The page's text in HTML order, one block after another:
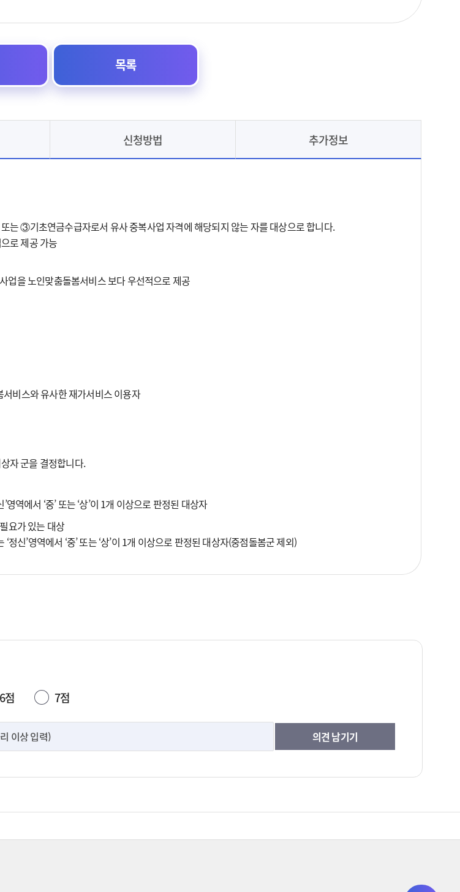
목록
신청방법 추가정보
③기초연금수급자로서 유사 중복사업 자격에 해당되지 않는 자를 대상으로 합니다.
로 제공 가능
을 노인맞춤돌봄서비스 보다 우선적으로 제공
비스와 유사한 재가서비스 이용자
자 군을 결정합니다.
영역에서 ‘중’ 또는 ‘상’이 1개 이상으로 판정된 대상자
요가 있는 대상
정신’영역에서 ‘중’ 또는 ‘상’이 1개 이상으로 판정된 대상자(중점돌봄군 제외)
6점 7점
이상 입력) 의견 남기기